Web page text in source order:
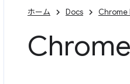
ホーム Docs Chrome